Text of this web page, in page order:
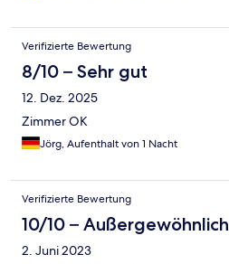
Verifizierte Bewertung
8/10 – Sehr gut
12. Dez. 2025
Zimmer OK
Jörg, Aufenthalt von 1 Nacht
Verifizierte Bewertung
10/10 – Außergewöhnlich
2. Juni 2023